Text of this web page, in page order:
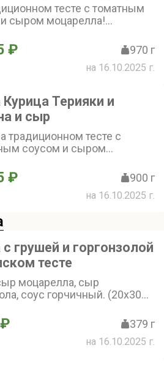
тесте с томатным
сыром моцарелла!
(увеличенная порция сыра
(36 см)
₽ 970 г
на 16.10.2025 г.
Терияки и
и сыр
традиционном тесте с
соусом и сыром
перец болгарский,
соус Терияки, кунжут и
₽ 900 г
на 16.10.2025 г.
грушей и горгонзолой
тесте
моцарелла, сыр
соус горчичный. (20х30
379 г
на 16.10.2025 г.